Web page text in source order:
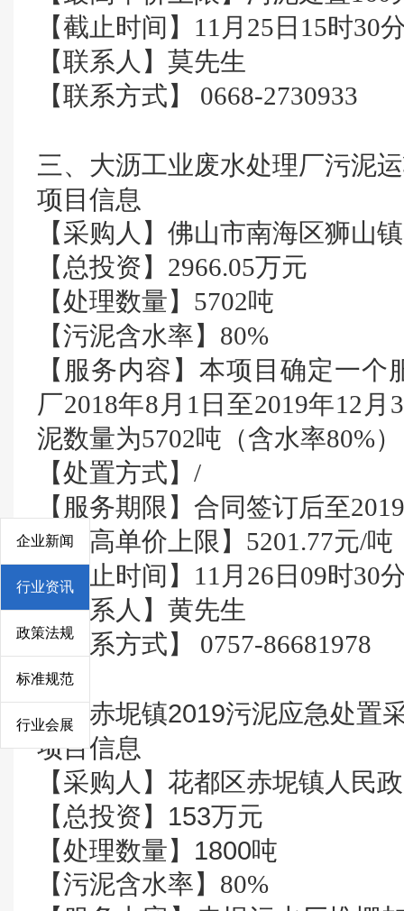
企业新闻
行业资讯
政策法规
标准规范
行业会展
【截止时间】11月25日15时30
【联系人】莫先生
【联系方式】 0668-2730933
三、大沥工业废水处理厂污泥
项目信息
【采购人】佛山市南海区狮山
【总投资】2966.05万元
【处理数量】5702吨
【污泥含水率】80%
【服务内容】本项目确定一
厂2018年8月1日至2019年12
泥数量为5702吨（含水率80%
【处置方式】/
【服务期限】合同签订后至
【最高单价上限】5201.77元/吨
【截止时间】11月26日09时30
【联系人】黄先生
【联系方式】 0757-86681978
四、赤坭镇2019污泥应急处置
项目信息
【采购人】花都区赤坭镇人民
【总投资】153万元
【处理数量】1800吨
【污泥含水率】80%